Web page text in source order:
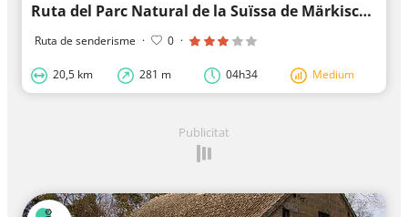
Ruta del Parc Natural de la Suïssa de Märkisch
Ruta de senderisme · 0 ·
20,5 km 281 m 04h34 Medium
Publicitat